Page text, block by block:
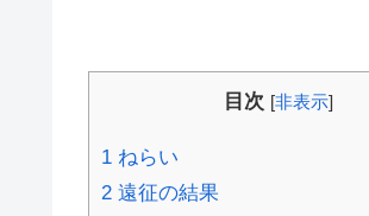
目次 [非表示]
1 ねらい
2 遠征の結果